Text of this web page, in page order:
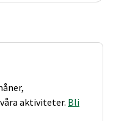
aktiviteter. Bli